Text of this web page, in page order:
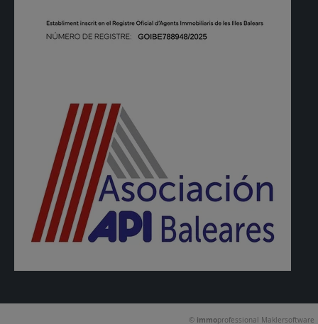
© immoprofessional Maklersoftware